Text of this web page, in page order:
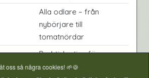
Alla odlare – från
nybörjare till
tomatnördar
Praktiska tips för
fönsterbräda, växthus
oss så några cookies! 🌱🍪